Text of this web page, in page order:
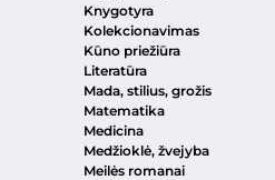
Knygotyra
Kolekcionavimas
Kūno priežiūra
Literatūra
Mada, stilius, grožis
Matematika
Medicina
Medžioklė, žvejyba
Meilės romanai